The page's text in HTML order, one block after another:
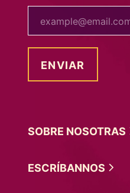
SOBRE NOSOTRAS
ESCRÍBANNOS